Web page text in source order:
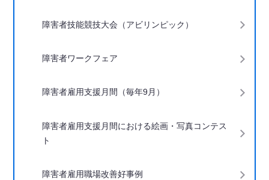
障害者技能競技大会（アビリンピック）
障害者ワークフェア
障害者雇用支援月間（毎年9月）
障害者雇用支援月間における絵画・写真コンテス
ト
障害者雇用職場改善好事例